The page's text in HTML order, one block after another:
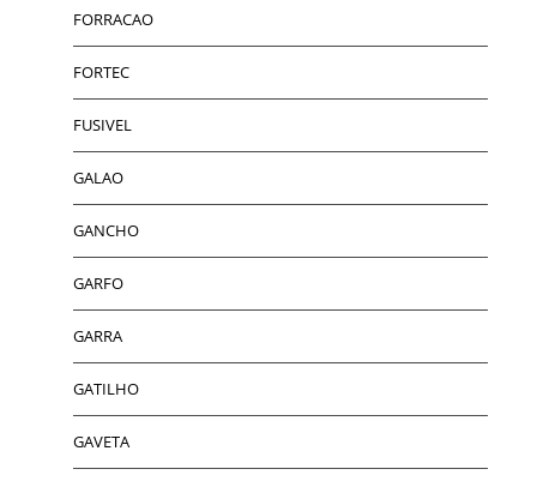
FORRACAO
FORTEC
FUSIVEL
GALAO
GANCHO
GARFO
GARRA
GATILHO
GAVETA